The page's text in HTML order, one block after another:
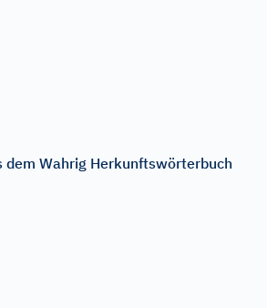
Wahrig Herkunftswörterbuch